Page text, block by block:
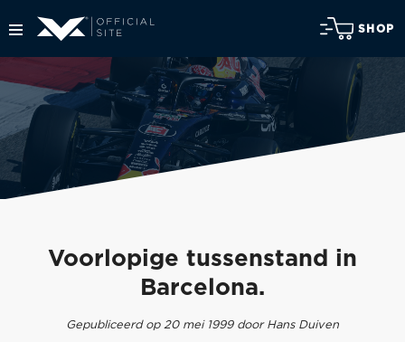
SHOP
Voorlopige tussenstand in
Barcelona.
Gepubliceerd op 20 mei 1999 door Hans Duiven